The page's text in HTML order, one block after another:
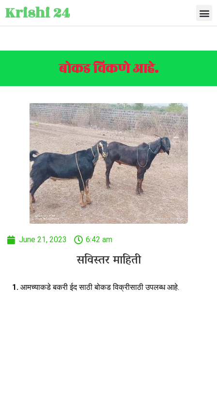
Krishi 24
बोकड विकणे आहे.
June 21, 2023 6:42 am
सविस्तर माहिती
1. आमच्याकडे बकरी ईद साठी बोकड विक्रीसाठी उपलब्ध आहे.